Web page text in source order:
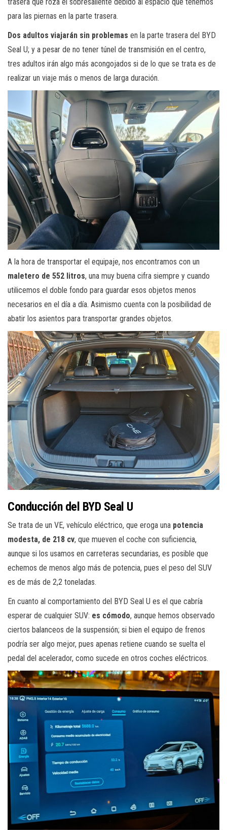
para las piernas en la parte trasera.
Dos adultos viajarán sin problemas en la parte trasera del BYD
Seal U; y a pesar de no tener túnel de transmisión en el centro,
tres adultos irán algo más acongojados si de lo que se trata es de
realizar un viaje más o menos de larga duración.
A la hora de transportar el equipaje, nos encontramos con un
maletero de 552 litros, una muy buena cifra siempre y cuando
utilicemos el doble fondo para guardar esos objetos menos
necesarios en el día a día. Asimismo cuenta con la posibilidad de
abatir los asientos para transportar grandes objetos.
Conducción del BYD Seal U
Se trata de un VE, vehículo eléctrico, que eroga una potencia
modesta, de 218 cv, que mueven el coche con suficiencia,
aunque si los usamos en carreteras secundarias, es posible que
echemos de menos algo más de potencia, pues el peso del SUV
es de más de 2,2 toneladas.
En cuanto al comportamiento del BYD Seal U es el que cabría
esperar de cualquier SUV: es cómodo, aunque hemos observado
ciertos balanceos de la suspensión; si bien el equipo de frenos
podría ser algo mejor, pues apenas retiene cuando se suelta el
pedal del acelerador, como sucede en otros coches eléctricos.